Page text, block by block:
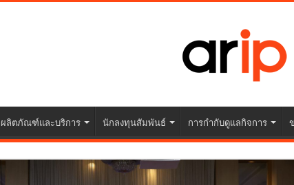
ผลิตภัณฑ์และบริการ นักลงทุนสัมพันธ์ การกำกับดูแลกิจการ